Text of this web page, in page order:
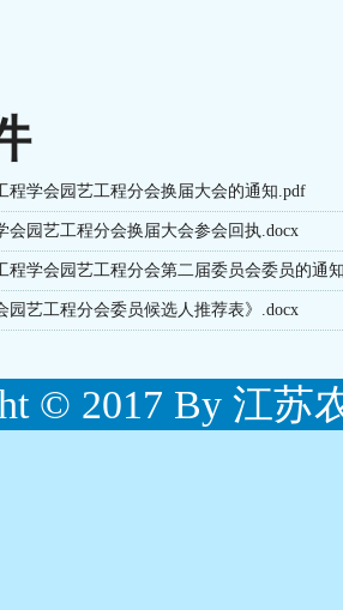
程学会园艺工程分会换届大会的通知.pdf
会园艺工程分会换届大会参会回执.docx
程学会园艺工程分会第二届委员会委员的通
园艺工程分会委员候选人推荐表》.docx
© 2017 By 江苏